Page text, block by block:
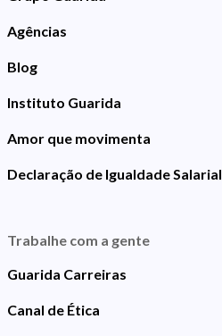
Agências
Blog
Instituto Guarida
Amor que movimenta
Declaração de Igualdade Salarial
Trabalhe com a gente
Guarida Carreiras
Canal de Ética